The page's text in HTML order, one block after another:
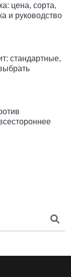
цена, сорта,
и руководство
стандартные,